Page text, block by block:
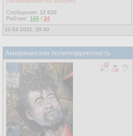
Сообщения: 12 620
Рейтинг: 165 / 24
10.04.2021, 20:40
Американская политкорректность